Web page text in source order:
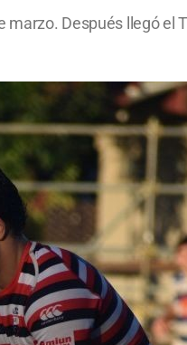
Después llegó el